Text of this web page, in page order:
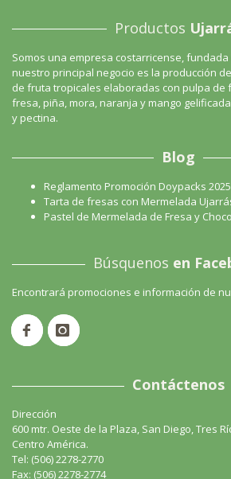
Productos
Somos una empresa costarricense, fundada
nuestro principal negocio es la producción
de fruta tropicales elaboradas con pulpa de
fresa, piña, mora, naranja y mango
y pectina.
Blog
Reglamento Promoción Doypacks 2025
Tarta de fresas con Mermelada
Pastel de Mermelada de Fresa y
Búsquenos en
Encontrará promociones e información de
Contáctenos
Dirección
600 mtr. Oeste de la Plaza, San Diego, Tres
Centro América.
Tel: (506) 2278-2770
Fax: (506) 2278-2774